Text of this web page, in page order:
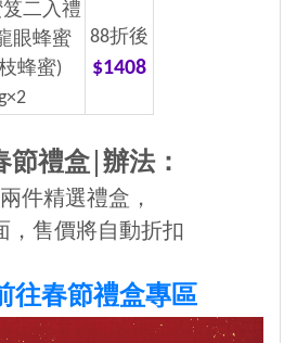
二入禮
眼蜂蜜
蜂蜜)
88折後
$1408
節禮盒│辦法：
件精選禮盒，
，售價將自動折扣
往春節禮盒專區